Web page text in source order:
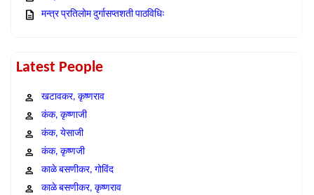
मन्त्र प्रतिलोम दुर्गासप्तशती पाठविधिः
Latest People
खटावकर, कृष्णराव
कंक, कृष्णाजी
कंक, येसाजी
कंक, कृष्णजी
काळे बसणीकर, गोविंद
काळे बसणीकर, कृष्णराव